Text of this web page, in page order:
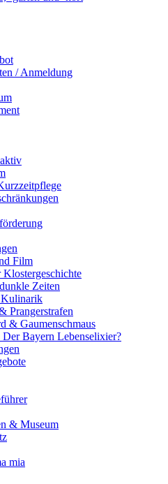
/ Anmeldung
Film
Klostergeschichte
Zeiten
Prangerstrafen
& Gaumenschmaus
Bayern Lebenselixier?
& Museum
mia